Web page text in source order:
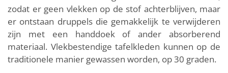
zodat er geen vlekken op de stof achterblijven, maar
er ontstaan druppels die gemakkelijk te verwijderen
zijn met een handdoek of ander absorberend
materiaal. Vlekbestendige tafelkleden kunnen op de
traditionele manier gewassen worden, op 30 graden.